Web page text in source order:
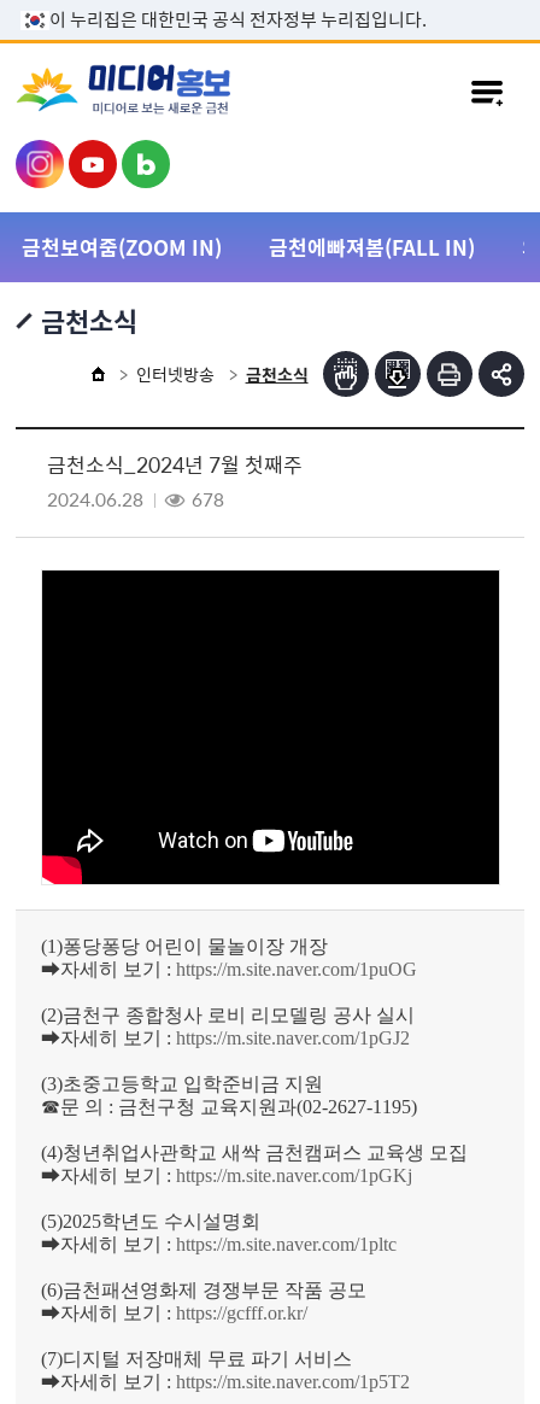
본문 바로가기
이 누리집은 대한민국 공식 전자정부 누리집입니다.
금천보여줌(ZOOM IN) 금천에빠져봄(FALL IN)
금천소식
인터넷방송 금천소식
금천소식_2024년 7월 첫째주
2024.06.28 678
(1)퐁당퐁당 어린이 물놀이장 개장
➡자세히 보기 :https://m.site.naver.com/1puOG
(2)금천구 종합청사 로비 리모델링 공사 실시
➡자세히 보기 :https://m.site.naver.com/1pGJ2
(3)초중고등학교 입학준비금 지원
☎문 의 : 금천구청 교육지원과(02-2627-1195)
(4)청년취업사관학교 새싹 금천캠퍼스 교육생 모집
➡자세히 보기 :https://m.site.naver.com/1pGKj
(5)2025학년도 수시설명회
➡자세히 보기 :https://m.site.naver.com/1pltc
(6)금천패션영화제 경쟁부문 작품 공모
➡자세히 보기 :https://gcfff.or.kr/
(7)디지털 저장매체 무료 파기 서비스
➡자세히 보기 :https://m.site.naver.com/1p5T2